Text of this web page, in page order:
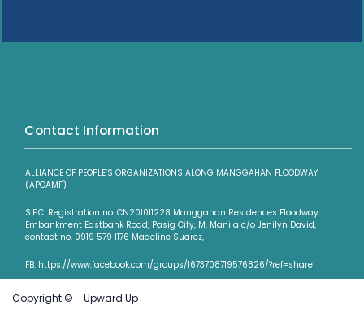
Contact Information
ALLIANCE OF PEOPLE’S ORGANIZATIONS ALONG MANGGAHAN FLOODWAY
(APOAMF)
S.E.C. Registration no. CN201011228 Manggahan Residences Floodway
Embankment Eastbank Road, Pasig City, M. Manila c/o Jenilyn David,
contact no. 0919 579 1176 Madeline Suarez,
FB: https://www.facebook.com/groups/1673708719576826/?ref=share
Copyright © - Upward Up